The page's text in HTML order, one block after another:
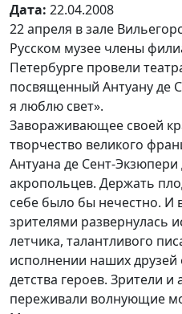
Дата: 22.04.2008
22 апреля в зале
Русском музее члены
Петербурге провели
посвященный Антуану де
я люблю свет».
Завораживающее своей
творчество великого
Антуана де Сент-
акропольцев. Держать
себе было бы нечестно. И
зрителями развернулась
летчика, талантливого
исполнении наших
детства героев. Зрители и
переживали волнующие